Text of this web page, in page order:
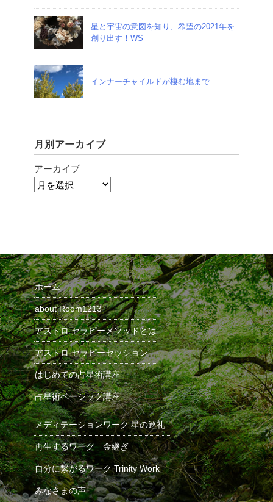
星と宇宙の意図を知り、希望の2021年を
創り出す！WS
インナーチャイルドが棲む地まで
月別アーカイブ
アーカイブ
ホーム
about Room1213
アストロ セラピーメソッドとは
アストロ セラピーセッション
はじめての占星術講座
占星術ベーシック講座
メディテーションワーク 星の巡礼
再生するワーク 金継ぎ
自分に繋がるワーク Trinity Work
みなさまの声